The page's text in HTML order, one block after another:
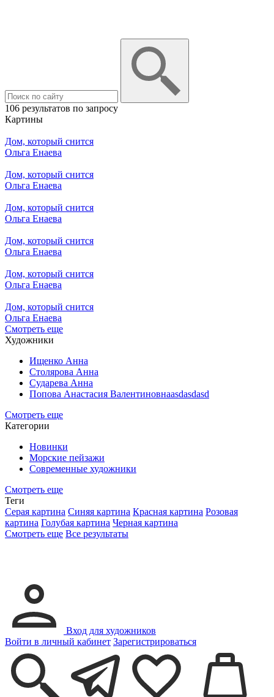
106 результатов по запросу
Картины
Дом, который снится
Ольга Енаева
Дом, который снится
Ольга Енаева
Дом, который снится
Ольга Енаева
Дом, который снится
Ольга Енаева
Дом, который снится
Ольга Енаева
Дом, который снится
Ольга Енаева
Смотреть еще
Художники
Ищенко Анна
Столярова Анна
Сударева Анна
Попова Анастасия Валентиновнаasdasdasd
Смотреть еще
Категории
Новинки
Морские пейзажи
Современные художники
Смотреть еще
Теги
Серая картина Синяя картина Красная картина Розовая
картина Голубая картина Черная картина
Смотреть еще Все результаты
Вход для художников
Войти в личный кабинет Зарегистрироваться